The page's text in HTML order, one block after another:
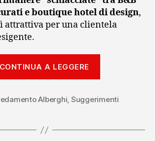
e boutique hotel di design,
attrattiva per una clientela
CONTINUA A LEGGERE
hotel
tre
Alberghi, Suggerimenti